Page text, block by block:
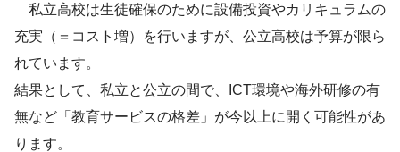
私立高校は生徒確保のために設備投資やカリキュラムの
充実（＝コスト増）を行いますが、公立高校は予算が限ら
れています。
結果として、私立と公立の間で、ICT環境や海外研修の有
無など「教育サービスの格差」が今以上に開く可能性があ
ります。